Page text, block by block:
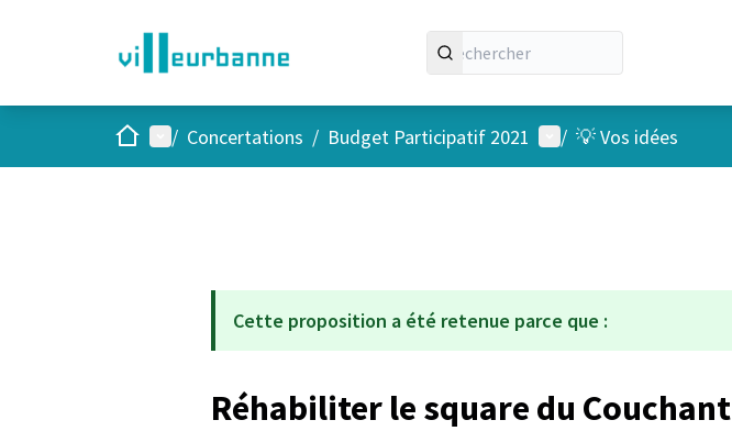
AccueilMenu principal
/ Concertations / Budget Participatif 2021 Menu utilisateur
/ 💡 Vos idées
Cette proposition a été retenue parce que :
Réhabiliter le square du Couchant